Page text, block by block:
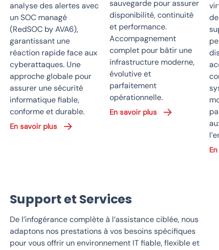
analyse des alertes avec
un SOC managé
(RedSOC by AVA6),
garantissant une
réaction rapide face aux
cyberattaques. Une
approche globale pour
assurer une sécurité
informatique fiable,
conforme et durable.
En savoir plus
sauvegarde pour assurer
disponibilité, continuité
et performance.
Accompagnement
complet pour bâtir une
infrastructure moderne,
évolutive et
parfaitement
opérationnelle.
En savoir plus
Support et Services
De l’infogérance complète à l’assistance ciblée, nous
adaptons nos prestations à vos besoins spécifiques
pour vous offrir un environnement IT fiable, flexible et